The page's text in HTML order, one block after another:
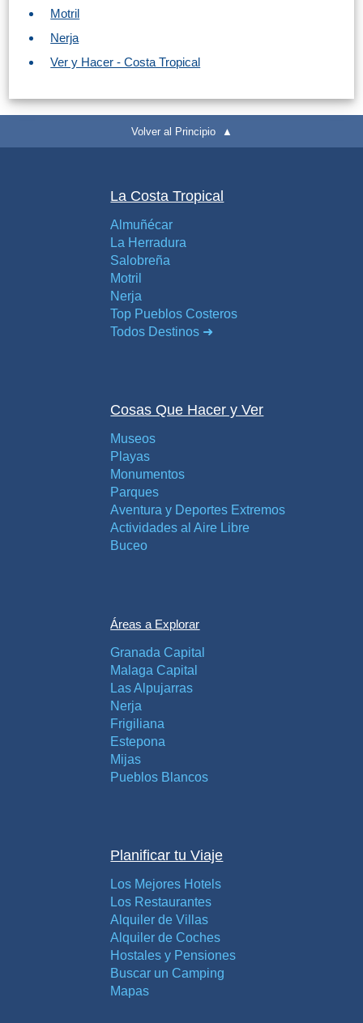
Motril
Nerja
Ver y Hacer - Costa Tropical
Volver al Principio ▲
La Costa Tropical
Almuñécar
La Herradura
Salobreña
Motril
Nerja
Top Pueblos Costeros
Todos Destinos ➜
Cosas Que Hacer y Ver
Museos
Playas
Monumentos
Parques
Aventura y Deportes Extremos
Actividades al Aire Libre
Buceo
Áreas a Explorar
Granada Capital
Malaga Capital
Las Alpujarras
Nerja
Frigiliana
Estepona
Mijas
Pueblos Blancos
Planificar tu Viaje
Los Mejores Hotels
Los Restaurantes
Alquiler de Villas
Alquiler de Coches
Hostales y Pensiones
Buscar un Camping
Mapas